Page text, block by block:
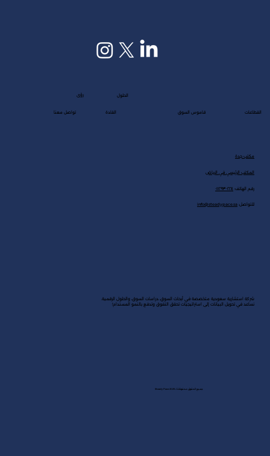
رؤى الحلول
تواصل معنا القادة قاموس السوق القطاعات
شركة استشارية سعودية متخصصة في أبحاث السوق، دراسات السوق، والحلول الرقمية.
نساعد في تحويل البيانات إلى استراتيجيات تحقق التفوق وتدفع بالنمو المستدام!
مكتب جدة
المكتب الرئيسي في الرياض
رقم الهاتف: ٠١١٢٩٣٠٢٢٤
للتواصل: info@steadypace.sa
جميع الحقوق محفوظة لـ Steady Pace 2025